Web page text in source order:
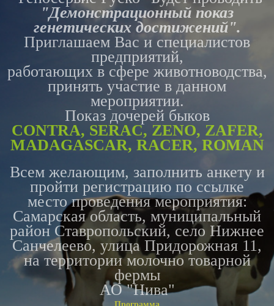
"Демонстрационный показ
генетических достижений".
​​​​​​Приглашаем Вас и специалистов
предприятий,
работающих в сфере животноводства,
принять участие в данном
мероприятии.
Показ дочерей быков
СONTRA, SERAC, ZENO, ZAFER,
MADAGASCAR, RACER, ROMAN
Всем желающим, заполнить анкету и
пройти регистрацию по ссылке
место проведения мероприятия:
Самарская область, муниципальный
район Ставропольский, село Нижнее
Санчелеево, улица Придорожная 11,
на территории молочно товарной
фермы
АО "Нива"